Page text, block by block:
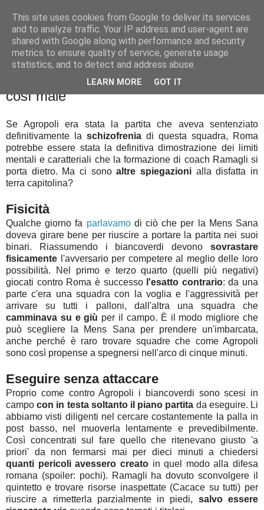
Palla al cerchio
lunedì 7 dicembre 2015
Mens Sana a Roma: perché è andata
così male
Se Agropoli era stata la partita che aveva sentenziato
definitivamente la schizofrenia di questa squadra, Roma
potrebbe essere stata la definitiva dimostrazione dei limiti
mentali e caratteriali che la formazione di coach Ramagli si
porta dietro. Ma ci sonoaltre spiegazioni alla disfatta in
terra capitolina?
Fisicità
Qualche giorno fa parlavamodi ciò che per la Mens Sana
doveva girare bene per riuscire a portare la partita nei suoi
binari. Riassumendo i biancoverdi devono sovrastare
fisicamente l'avversario per competere al meglio delle loro
possibilità. Nel primo e terzo quarto (quelli più negativi)
giocati contro Roma è successo l'esatto contrario: da una
parte c'era una squadra con la voglia e l'aggressività per
arrivare su tutti i palloni, dall'altra una squadra che
camminava su e giù per il campo. È il modo migliore che
può scegliere la Mens Sana per prendere un'imbarcata,
anche perché è raro trovare squadre che come Agropoli
sono così propense a spegnersi nell'arco di cinque minuti.
Eseguire senza attaccare
Proprio come contro Agropoli i biancoverdi sono scesi in
campocon in testa soltanto il piano partita da eseguire. Li
abbiamo visti diligenti nel cercare costantemente la palla in
post basso, nel muoverla lentamente e prevedibilmente.
Così concentrati sul fare quello che ritenevano giusto 'a
priori' da non fermarsi mai per dieci minuti a chiedersi
quanti pericoli avessero creatoin quel modo alla difesa
romana (spoiler: pochi). Ramagli ha dovuto sconvolgere il
quintetto e trovare risorse inaspettate (Cacace su tutti) per
riuscire a rimetterla parzialmente in piedi, salvo essere
This site uses cookies from Google to deliver its services
and to analyze traffic. Your IP address and user-agent are
shared with Google along with performance and security
metrics to ensure quality of service, generate usage
statistics, and to detect and address abuse.
LEARN MORE GOT IT